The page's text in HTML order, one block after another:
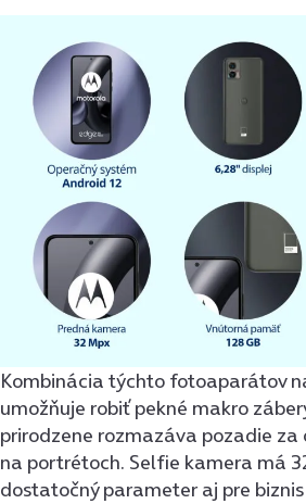
Kombinácia týchto fotoaparátov
umožňuje robiť pekné makro
prirodzene rozmazáva pozadie za
na portrétoch. Selfie kamera má
dostatočný parameter aj pre